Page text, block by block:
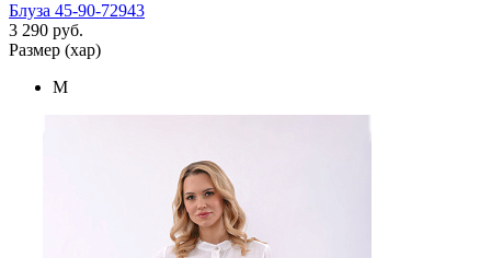
Блуза 45-90-72943
3 290 руб.
Размер (хар)
M